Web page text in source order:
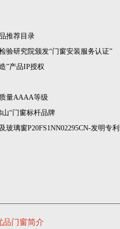
推荐目录
验研究院颁发“门窗安装服务认证”
”产品IP授权
量AAAA等级
山“门窗标杆品牌
玻璃窗P20FS1NN02295CN-发明专
品门窗简介